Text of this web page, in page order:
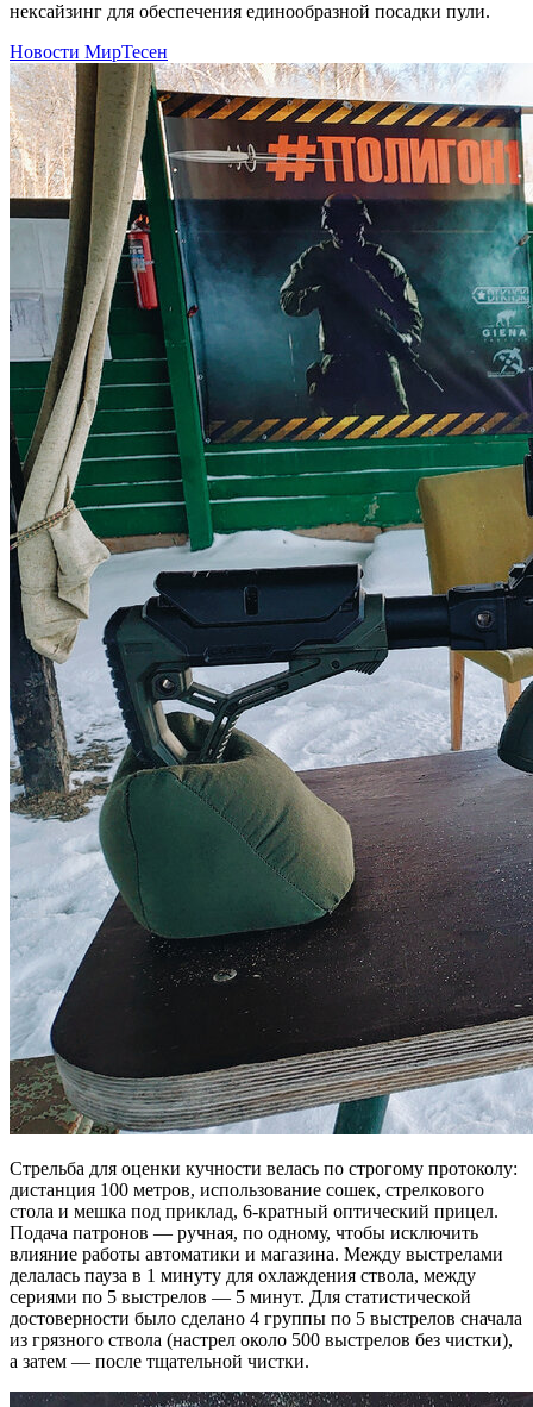
нексайзинг для обеспечения единообразной посадки пули.
Новости МирТесен
Стрельба для оценки кучности велась по строгому протоколу:
дистанция 100 метров, использование сошек, стрелкового
стола и мешка под приклад, 6-кратный оптический прицел.
Подача патронов — ручная, по одному, чтобы исключить
влияние работы автоматики и магазина. Между выстрелами
делалась пауза в 1 минуту для охлаждения ствола, между
сериями по 5 выстрелов — 5 минут. Для статистической
достоверности было сделано 4 группы по 5 выстрелов сначала
из грязного ствола (настрел около 500 выстрелов без чистки),
а затем — после тщательной чистки.